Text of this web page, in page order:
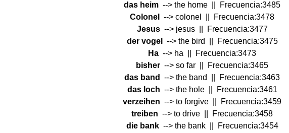
das heim --> the home || Frecuencia:3485
Colonel
--> colonel || Frecuencia:3478
Jesus --> jesus || Frecuencia:3477
der vogel
--> the bird || Frecuencia:3475
Ha --> ha || Frecuencia:3473
bisher --> so far || Frecuencia:3465
das band
--> the band || Frecuencia:3463
das loch --> the hole || Frecuencia:3461
verzeihen --> to forgive || Frecuencia:3459
treiben --> to drive || Frecuencia:3458
die bank--> the bank || Frecuencia:3454